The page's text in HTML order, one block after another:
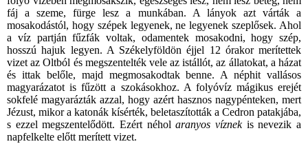
fáj a szeme, fürge lesz a munkában. A lányok azt várták a
mosakodástól, hogy szépek legyenek, ne legyenek szeplősek. Ahol
a víz partján fűzfák voltak, odamentek mosakodni, hogy szép,
hosszú hajuk legyen. A Székelyföldön éjjel 12 órakor merítettek
vizet az Oltból és megszentelték vele az istállót, az állatokat, a házat
és ittak belőle, majd megmosakodtak benne. A néphit vallásos
magyarázatot is fűzött a szokásokhoz. A folyóvíz mágikus erejét
sokfelé magyarázták azzal, hogy azért hasznos nagypénteken, mert
Jézust, mikor a katonák kísérték, beletaszították a Cedron patakjába,
s ezzel megszentelődött. Ezért néholaranyos víznekis nevezik a
napfelkelte előtt merített vizet.